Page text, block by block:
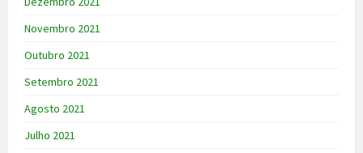
Novembro 2021
Outubro 2021
Setembro 2021
Agosto 2021
Julho 2021